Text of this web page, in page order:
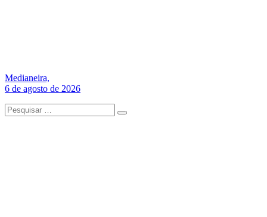
Medianeira,
6 de agosto de 2026